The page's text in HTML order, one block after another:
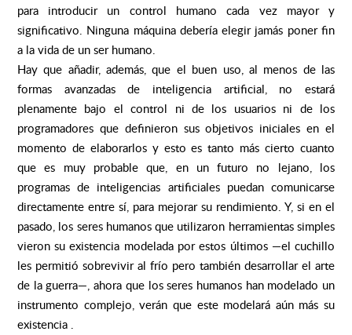
para introducir un control humano cada vez mayor y
significativo. Ninguna máquina debería elegir jamás poner fin
a la vida de un ser humano.
Hay que añadir, además, que el buen uso, al menos de las
formas avanzadas de inteligencia artificial, no estará
plenamente bajo el control ni de los usuarios ni de los
programadores que definieron sus objetivos iniciales en el
momento de elaborarlos y esto es tanto más cierto cuanto
que es muy probable que, en un futuro no lejano, los
programas de inteligencias artificiales puedan comunicarse
directamente entre sí, para mejorar su rendimiento. Y, si en el
pasado, los seres humanos que utilizaron herramientas simples
vieron su existencia modelada por estos últimos —el cuchillo
les permitió sobrevivir al frío pero también desarrollar el arte
de la guerra—, ahora que los seres humanos han modelado un
instrumento complejo, verán que este modelará aún más su
existencia .